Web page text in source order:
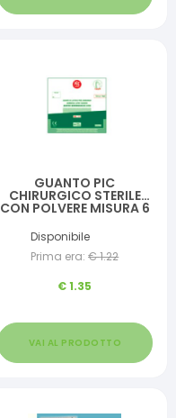
GUANTO PIC
CHIRURGICO STERILE
CON POLVERE MISURA 6
Disponibile
Prima era: €1.22
€1.35
VAI AL PRODOTTO